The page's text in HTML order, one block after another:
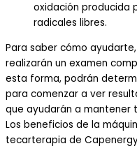
oxidación producida
radicales libres.
Para saber cómo
realizarán un examen
esta forma, podrán
para comenzar a ver
que ayudarán a mantener
Los beneficios de la
tecarterapia de